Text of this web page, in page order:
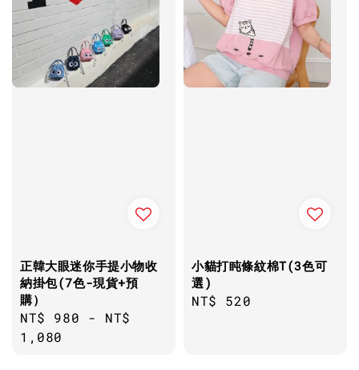
正韓大眼迷你手提小物收
納掛包(7色-現貨+預
購）
Regular
price
NT$ 980 - NT$
1,080
小貓打盹條紋棉T(3色可
選)
Regular
NT$ 520